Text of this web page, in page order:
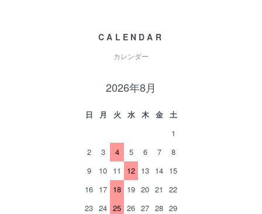
CALENDAR
カレンダー
2026年8月
日 月 火 水 木 金
土
1
2
3 4 5 6 7
8
9
10 11 12 13 14 15
16 17 18 19 20 21
22
23 24 25 26 27 28 29